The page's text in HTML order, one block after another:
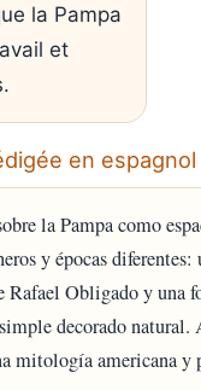
la Pampa
et
en espagnol
la Pampa como
y épocas
Rafael Obligado y una
decorado
mitología americana